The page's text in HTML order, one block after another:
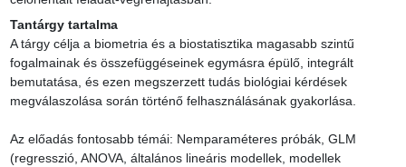
Tantárgy tartalma
A tárgy célja a biometria és a biostatisztika magasabb szintű
fogalmainak és összefüggéseinek egymásra épülő, integrált
bemutatása, és ezen megszerzett tudás biológiai kérdések
megválaszolása során történő felhasználásának gyakorlása.
Az előadás fontosabb témái: Nemparaméteres próbák, GLM
(regresszió, ANOVA, általános lineáris modellek, modellek